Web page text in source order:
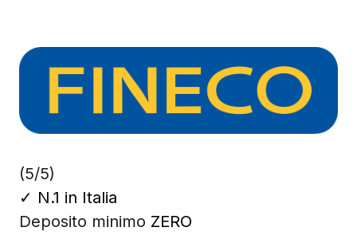
(5/5)
✓ N.1 in Italia
Deposito minimo ZERO